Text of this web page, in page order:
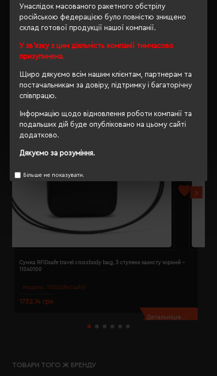
Унаслідок масованого ракетного обстрілу
російською федерацією було повністю знищено
склад готової продукції нашої компанії.
У зв'язку з цим діяльність компанії тимчасово
призупинена.
Щиро дякуємо всім нашим клієнтам, партнерам та
постачальникам за довіру, підтримку і багаторічну
співпрацю.
Інформацію щодо відновлення роботи компанії та
подальших дій буде опубліковано на цьому сайті
додатково.
Дякуємо за розуміння.
Більше не показувати.
Модель: 11040(Pacsafe)
Сумка RFIDsafe travel crossbody bag, 3 ступеня захисту чорний -
11040100
1732.14 грн
Детальніше...
ТОВАРИ ТОГО Ж БРЕНДУ